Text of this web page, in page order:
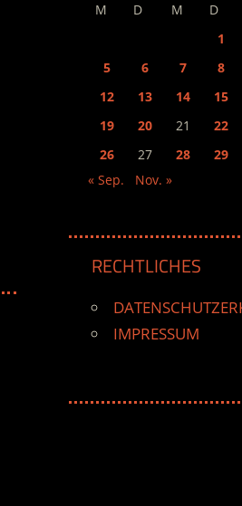
M D M D
1
5
6 7 8
12
13 14 15
19
20 21 22
26
27 28 29
« Sep.
Nov. »
RECHTLICHES
IMPRESSUM